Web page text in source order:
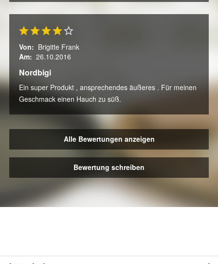
Von: Brigitte Frank
Am: 26.10.2016
Nordbigi
Ein super Produkt , ansprechendes äußeres . Für meinen
Geschmack einen Hauch zu süß.
Alle Bewertungen anzeigen
Bewertung schreiben